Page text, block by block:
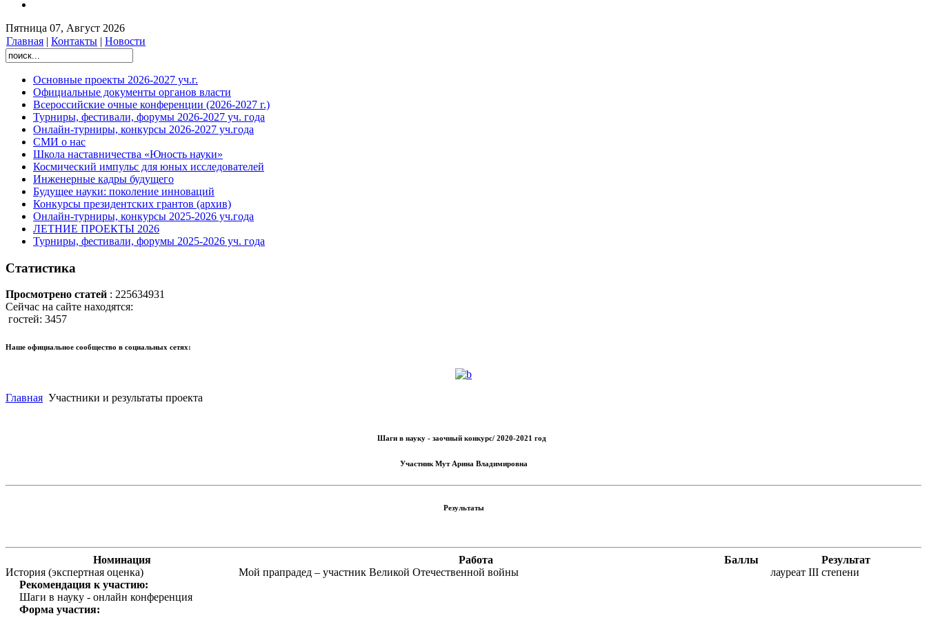
Пятница 07, Август 2026
Главная | Контакты | Новости
Основные проекты 2026-2027 уч.г.
Официальные документы органов власти
Всероссийские очные конференции (2026-2027 г.)
Турниры, фестивали, форумы 2026-2027 уч. года
Онлайн-турниры, конкурсы 2026-2027 уч.года
СМИ о нас
Школа наставничества «Юность науки»
Космический импульс для юных исследователей
Инженерные кадры будущего
Будущее науки: поколение инноваций
Конкурсы президентских грантов (архив)
Онлайн-турниры, конкурсы 2025-2026 уч.года
ЛЕТНИЕ ПРОЕКТЫ 2026
Турниры, фестивали, форумы 2025-2026 уч. года
Статистика
Просмотрено статей : 225634931
Сейчас на сайте находятся:
гостей: 3457
Наше официальное сообщество в социальных сетях:
Главная Участники и результаты проекта
Шаги в науку - заочный конкурс/ 2020-2021 год
Участник Мут Арина Владимировна
Результаты
Номинация Работа Баллы
Результат
История (экспертная оценка)
Мой прапрадед – участник Великой Отечественной войны
лауреат III степени
Рекомендация к участию:
Шаги в науку - онлайн конференция
Форма участия: